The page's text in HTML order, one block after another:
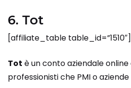
6. Tot
[affiliate_table table_id=”1510″]
Tot è un conto aziendale
professionisti che PMI o